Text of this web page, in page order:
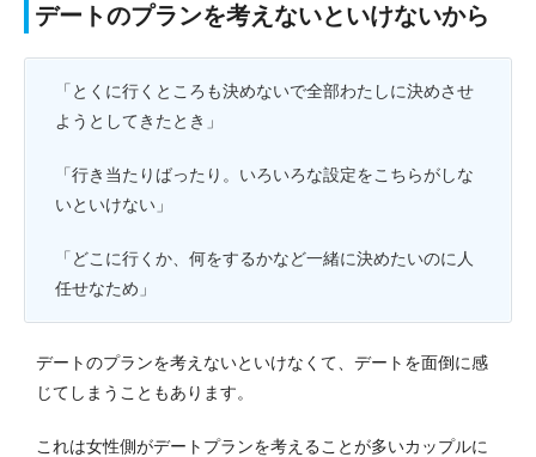
デートのプランを考えないといけないから
「とくに行くところも決めないで全部わたしに決めさせ
ようとしてきたとき」
「行き当たりばったり。いろいろな設定をこちらがしな
いといけない」
「どこに行くか、何をするかなど一緒に決めたいのに人
任せなため」
デートのプランを考えないといけなくて、デートを面倒に感
じてしまうこともあります。
これは女性側がデートプランを考えることが多いカップルに